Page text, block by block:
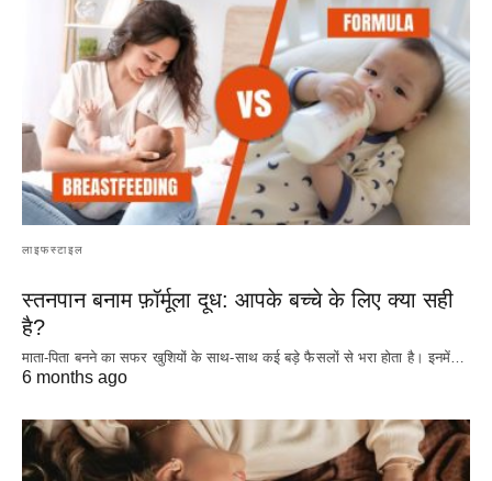
लाइफस्टाइल
स्तनपान बनाम फ़ॉर्मूला दूध: आपके बच्चे के लिए क्या सही
है?
माता-पिता बनने का सफर खुशियों के साथ-साथ कई बड़े फैसलों से भरा होता है। इनमें…
6 months ago